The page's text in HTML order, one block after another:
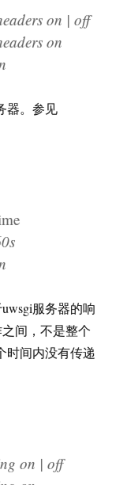
on | off
on
器。参见
服务器的响
间，不是整个
时间内没有传递
on | off